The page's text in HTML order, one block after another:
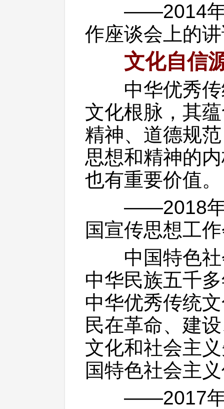
——2014年
作座谈会上的
文化自信
中华优秀传
文化根脉，其
精神、道德规
思想和精神的
也有重要价值。
——2018年8
国宣传思想工
中国特色社
中华民族五千
中华优秀传统
民在革命、建
文化和社会主
国特色社会主
——2017年